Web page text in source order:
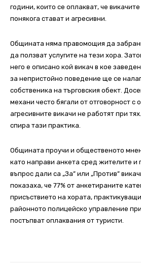
години, които се оплакват, че
понякога стават и агресивни.
Общината няма правомощия да
да ползват услугите на тези хора.
него е описано кой викач в кое
за непристойно поведение ще се
собственика на търговския обект.
механи често бягали от отговорност с
агресивните викачи не работят при
спира тази практика.
Общината проучи и общественото
като направи анкета сред жителите и
въпрос дали са „За” или „Против”
показаха, че 77% от анкетираните
присъствието на хората,
районното полицейско управление
постъпват оплаквания от туристи.